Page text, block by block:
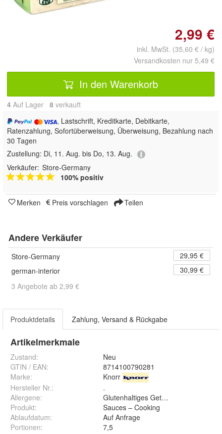
2,99 €
inkl. MwSt. (35,60 € / kg)
Versandkosten nur 5,49 €
In den Warenkorb
4 Auf Lager 8 verkauft
, Lastschrift, Kreditkarte, Debitkarte,
Ratenzahlung, Sofortüberweisung, Überweisung, Bezahlung nach
30 Tagen
Zustellung: Di, 11. Aug. bis Do, 13. Aug.
Verkäufer: Store-Germany
100% positiv
Merken Preis vorschlagen Teilen
Andere Verkäufer
Store-Germany
29,95 €
german-interior
30,99 €
3 Angebote ab 2,99 €
Produktdetails Zahlung, Versand & Rückgabe
Artikelmerkmale
Zustand:
Neu
GTIN / EAN:
8714100790281
Marke:
Knorr
Hersteller Nr.:
.
Allergene:
Glutenhaltiges Getreide
Produkt:
Sauces – Cooking
Ablaufdatum:
Auf Anfrage
Portionen:
7,5